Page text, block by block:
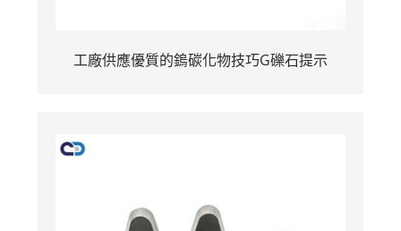
工廠供應優質的鎢碳化物技巧G礫石提示